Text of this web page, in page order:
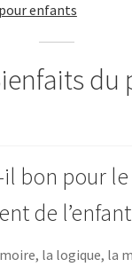
enfants
du
il bon pour le
de l’enfant
la logique, la